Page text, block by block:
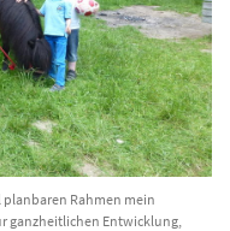
Rahmen mein
ganzheitlichen Entwicklung,